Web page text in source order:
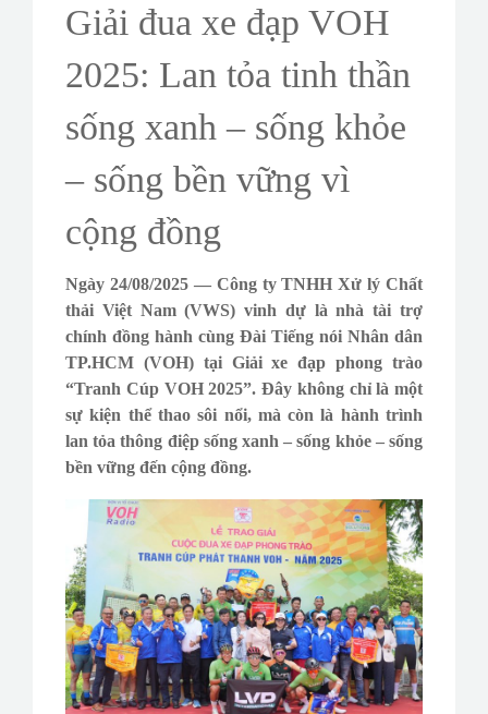
Giải đua xe đạp VOH
2025: Lan tỏa tinh thần
sống xanh – sống khỏe
– sống bền vững vì
cộng đồng
Ngày 24/08/2025 — Công ty TNHH Xử lý Chất
thải Việt Nam (VWS) vinh dự là nhà tài trợ
chính đồng hành cùng Đài Tiếng nói Nhân dân
TP.HCM (VOH) tại Giải xe đạp phong trào
“Tranh Cúp VOH 2025”. Đây không chỉ là một
sự kiện thể thao sôi nổi, mà còn là hành trình
lan tỏa thông điệp sống xanh – sống khỏe – sống
bền vững đến cộng đồng.